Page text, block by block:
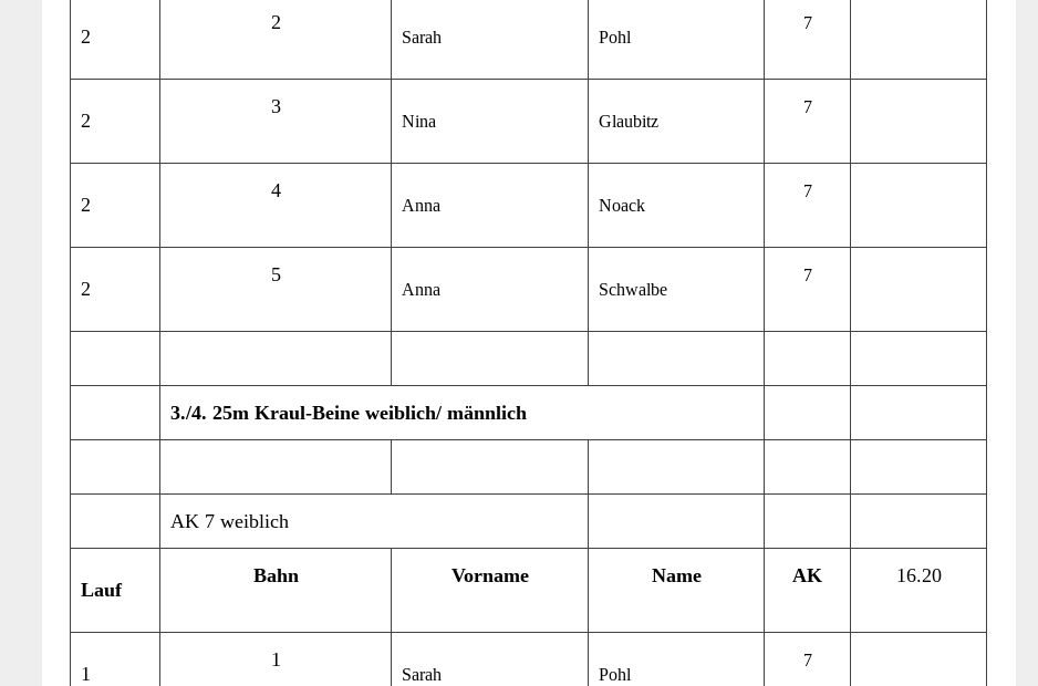
2
2
Sarah Pohl
7
2
3
Nina Glaubitz
7
2
4
Anna Noack
7
2
5
Anna Schwalbe
7
3./4. 25m Kraul-Beine weiblich/ männlich
AK 7 weiblich
Lauf
Bahn Vorname Name AK 16.20
1
1
Sarah Pohl
7